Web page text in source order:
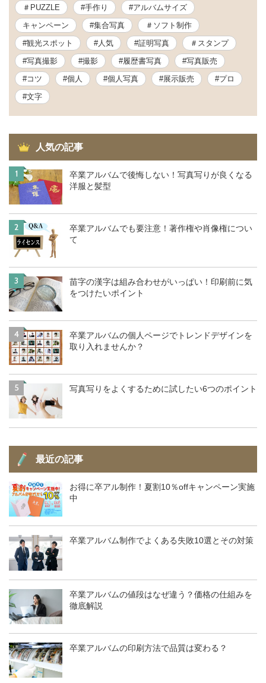
＃PUZZLE
#手作り
#アルバムサイズ
キャンペーン
#集合写真
＃ソフト制作
#観光スポット
#人気 #証明写真
＃スタンプ
#写真撮影
#撮影 #履歴書写真
#写真販売
#コツ
#個人 #個人写真 #展示販売
#プロ
#文字
人気の記事
1
卒業アルバムで後悔しない！写真写りが良くなる
洋服と髪型
2
卒業アルバムでも要注意！著作権や肖像権につい
て
3
苗字の漢字は組み合わせがいっぱい！印刷前に気
をつけたいポイント
4
卒業アルバムの個人ページでトレンドデザインを
取り入れませんか？
5 写真写りをよくするために試したい6つのポイント
最近の記事
お得に卒アル制作！夏割10％offキャンペーン実施
中
卒業アルバム制作でよくある失敗10選とその対策
卒業アルバムの値段はなぜ違う？価格の仕組みを
徹底解説
卒業アルバムの印刷方法で品質は変わる？